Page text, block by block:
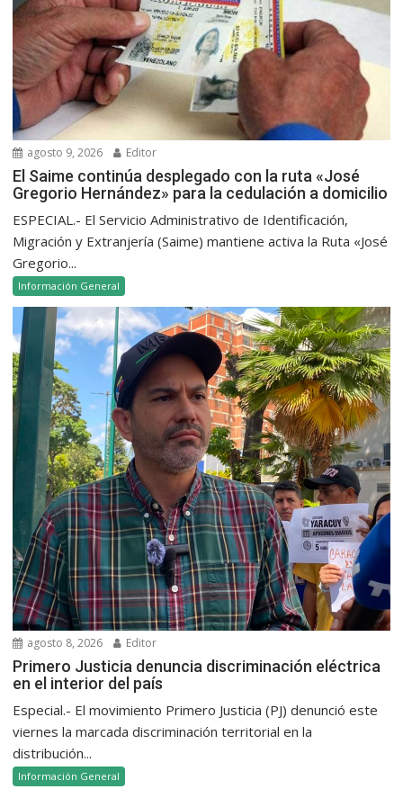
agosto 9, 2026 Editor
El Saime continúa desplegado con la ruta «José
Gregorio Hernández» para la cedulación a domicilio
ESPECIAL.- El Servicio Administrativo de Identificación,
Migración y Extranjería (Saime) mantiene activa la Ruta «José
Gregorio...
Información General
agosto 8, 2026 Editor
Primero Justicia denuncia discriminación eléctrica
en el interior del país
Especial.- El movimiento Primero Justicia (PJ) denunció este
viernes la marcada discriminación territorial en la
distribución...
Información General